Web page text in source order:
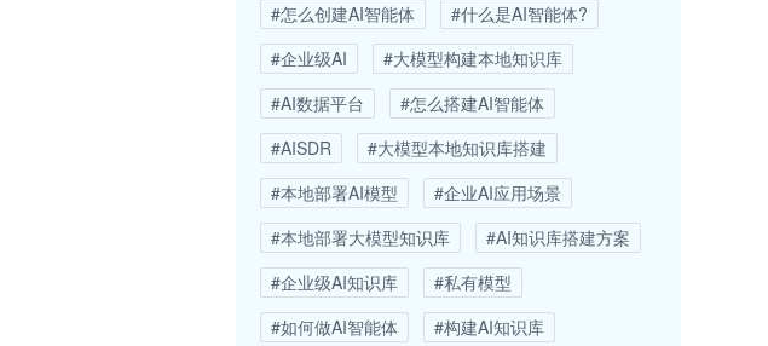
#怎么创建AI智能体
#什么是AI智能体?
#企业级AI
#大模型构建本地知识库
#AI数据平台
#怎么搭建AI智能体
#AISDR
#大模型本地知识库搭建
#本地部署AI模型
#企业AI应用场景
#本地部署大模型知识库
#AI知识库搭建方案
#企业级AI知识库
#私有模型
#如何做AI智能体
#构建AI知识库